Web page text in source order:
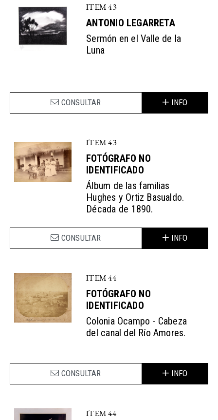
ITEM 43
ANTONIO LEGARRETA
​Sermón en el Valle de la
Luna
CONSULTAR INFO
ITEM 43
FOTÓGRAFO NO
IDENTIFICADO
Álbum de las familias
Hughes y Ortiz Basualdo.
Década de 1890.
CONSULTAR INFO
ITEM 44
FOTÓGRAFO NO
IDENTIFICADO
Colonia Ocampo - Cabeza
del canal del Río Amores.
CONSULTAR INFO
ITEM 44